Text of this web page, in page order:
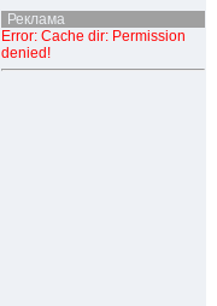
Реклама
Error: Cache dir: Permission
denied!